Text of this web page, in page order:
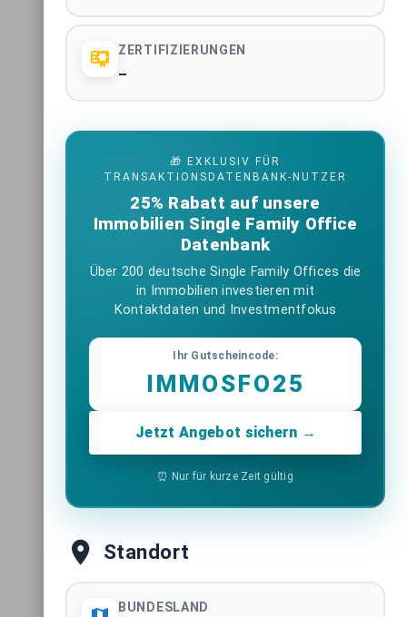
ZERTIFIZIERUNGEN
–
🎁 EXKLUSIV FÜR
TRANSAKTIONSDATENBANK-NUTZER
25% Rabatt auf unsere
Immobilien Single Family Office
Datenbank
Über 200 deutsche Single Family Offices die
in Immobilien investieren mit
Kontaktdaten und Investmentfokus
Ihr Gutscheincode:
IMMOSFO25
Jetzt Angebot sichern →
⏰ Nur für kurze Zeit gültig
Standort
BUNDESLAND